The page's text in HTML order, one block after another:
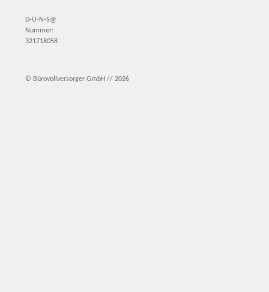
D-U-N-S@
Nummer:
321718058
© Bürovollversorger GmbH // 2026